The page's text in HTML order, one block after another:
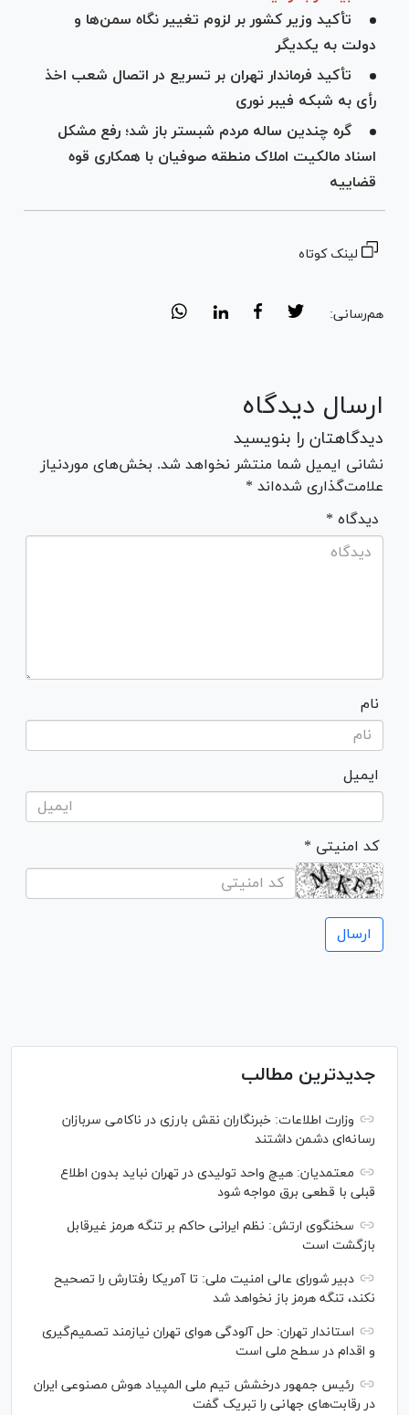
تأکید وزیر کشور بر لزوم تغییر نگاه سمن‌ها و
دولت به یکدیگر
تأکید فرماندار تهران بر تسریع در اتصال شعب اخذ
رأی به شبکه فیبر نوری
گره چندین ساله مردم شبستر باز شد؛ رفع مشکل
اسناد مالکیت املاک منطقه صوفیان با همکاری قوه
قضاییه
لینک کوتاه
هم‌رسانی:
ارسال دیدگاه
دیدگاهتان را بنویسید
نشانی ایمیل شما منتشر نخواهد شد. بخش‌های موردنیاز
علامت‌گذاری شده‌اند *
* دیدگاه
نام
ایمیل
* کد امنیتی
جدیدترین مطالب
وزارت اطلاعات: خبرنگاران نقش بارزی در ناکامی سربازان
رسانه‌ای دشمن داشتند
معتمدیان: هیچ واحد تولیدی در تهران نباید بدون اطلاع
قبلی با قطعی برق مواجه شود
سخنگوی ارتش: نظم ایرانی حاکم بر تنگه هرمز غیرقابل
بازگشت است
دبیر شورای عالی امنیت ملی: تا آمریکا رفتارش را تصحیح
نکند، تنگه هرمز باز نخواهد شد
استاندار تهران: حل آلودگی هوای تهران نیازمند تصمیم‌گیری
و اقدام در سطح ملی است
رئیس جمهور درخشش تیم ملی المپیاد هوش مصنوعی ایران
در رقابت‌های جهانی را تبریک گفت